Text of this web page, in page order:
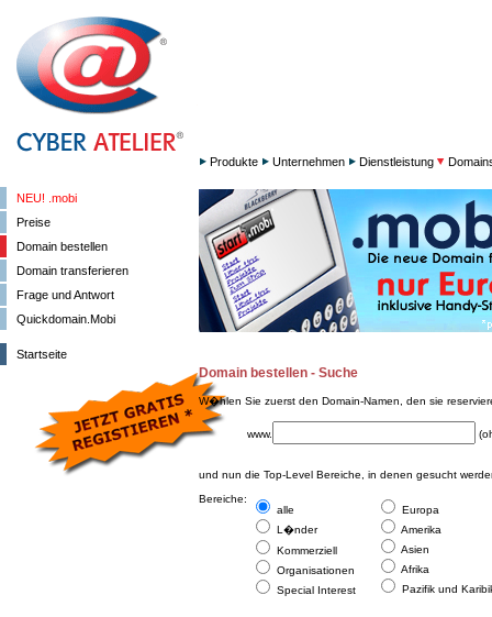
NEU! .mobi
Preise
Domain bestellen
Domain transferieren
Frage und Antwort
Quickdomain.Mobi
Startseite
Produkte Unternehmen Dienstleistung
Domain bestellen - Suche
W�hlen Sie zuerst den Domain-Namen, den sie
www.
und nun die Top-Level Bereiche, in denen gesucht
Bereiche:
alle
L�nder
Kommerziell
Organisationen
Special Interest
Europa
Amerika
Asien
Afrika
Pazifik und